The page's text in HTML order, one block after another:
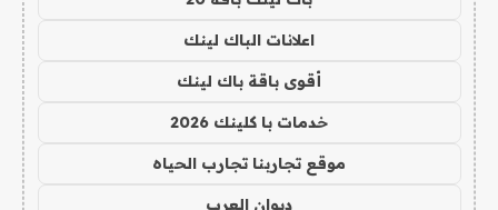
اعلانات الباك لينك
أقوى باقة باك لينك
خدمات با كلينك 2026
موقع تجاربنا تجارب الحياه
ديوان العرب